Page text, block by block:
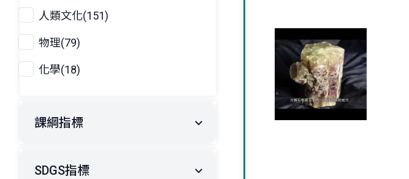
人類文化(151)
物理(79)
化學(18)
課綱指標
SDGS指標